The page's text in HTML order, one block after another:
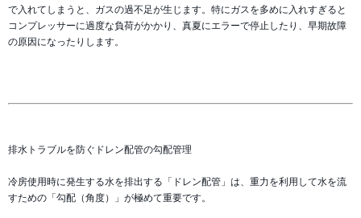
で入れてしまうと、ガスの過不足が生じます。特にガスを多めに入れすぎると
コンプレッサーに過度な負荷がかかり、真夏にエラーで停止したり、早期故障
の原因になったりします。
排水トラブルを防ぐドレン配管の勾配管理
冷房使用時に発生する水を排出する「ドレン配管」は、重力を利用して水を流
すための「勾配（角度）」が極めて重要です。